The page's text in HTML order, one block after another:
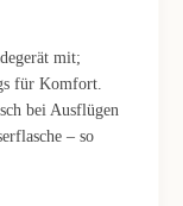
mit;
für Komfort.
bei Ausflügen
– so